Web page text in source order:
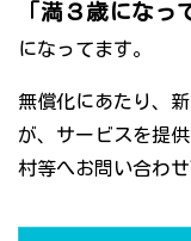
「満３歳になっ
になってます。
無償化にあたり、
が、サービスを提
村等へお問い合わ